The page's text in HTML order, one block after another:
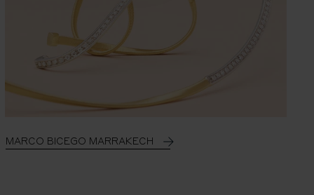
MARCO BICEGO MARRAKECH